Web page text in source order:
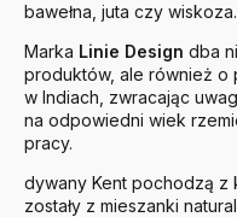
bawełna, juta czy wiskoza.
Marka Linie Design dba
produktów, ale również o
w Indiach, zwracając
na odpowiedni wiek
pracy.
dywany Kent pochodzą z
zostały z mieszanki